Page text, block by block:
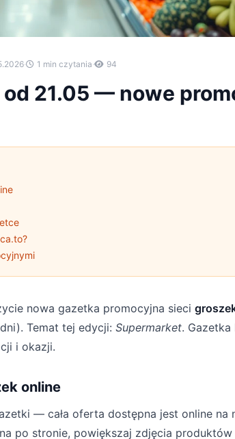
· 1 min czytania· 94
21.05 — nowe
nowa gazetka promocyjna sieci
Temat tej edycji: Supermarket.
i okazji.
online
— cała oferta dostępna jest online na
po stronie, powiększaj zdjęcia